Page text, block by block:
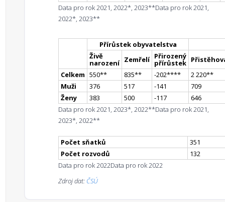
Data pro rok 2021, 2022*, 2023**Data pro rok 2021,
2022*, 2023**
Přírůstek obyvatelstva
Živě
narození Zemřelí Přirozený
přírůstek
Celkem 550** 835** -202**** 2 220**
Muži
376 517 -141
709
Ženy
383 500 -117
646
Data pro rok 2021, 2023*, 2022**Data pro rok 2021,
2023*, 2022**
Počet sňatků
351
Počet rozvodů
132
Data pro rok 2022Data pro rok 2022
Zdroj dat: ČSÚ